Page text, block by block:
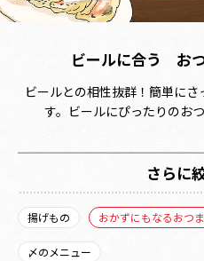
ビールに合う お
ビールとの相性抜群！簡単に
す。ビールにぴったりのお
さらに
揚げもの おかずにもなるおつ
〆のメニュー